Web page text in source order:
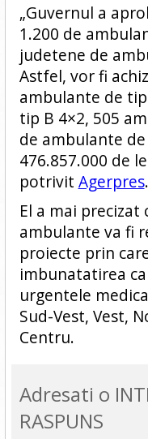
„Guvernul a
1.200 de
judetene de
Astfel, vor fi
ambulante de
tip B 4×2, 505
de ambulante
476.857.000 de
potrivit Agerpres.
El a mai precizat
ambulante va fi
proiecte prin
imbunatatirea
urgentele
Sud-Vest, Vest,
Centru.
Adresati o
RASPUNS